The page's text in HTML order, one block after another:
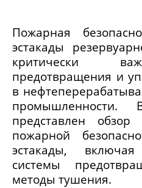
Пожарная
эстакады
критически
предотвращения и
в
представлен обзор
пожарной
эстакады,
системы
методы тушения.